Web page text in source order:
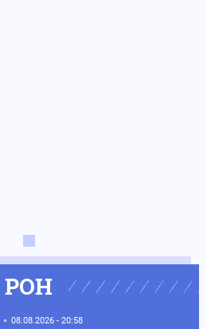
ΡΟΗ
08.08.2026 - 20:58